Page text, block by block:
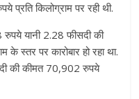
प्रति किलोग्राम पर रही थी.
रुपये यानी 2.28 फीसदी की
स्तर पर कारोबार हो रहा था.
की कीमत 70,902 रुपये